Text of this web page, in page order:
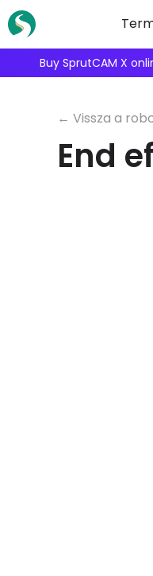
Skip
to
content
Buy SprutCAM X
← Vissza a
End